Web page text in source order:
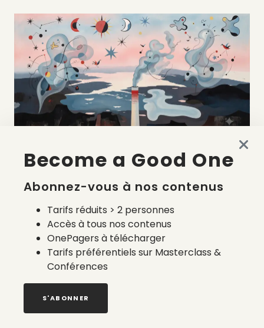
La liste des prestataires du bilan carbone d’une marque
de mode
2 août 2026
Become a Good One
Abonnez-vous à nos contenus
Tarifs réduits > 2 personnes
Accès à tous nos contenus
OnePagers à télécharger
Tarifs préférentiels sur Masterclass &
Conférences
S'ABONNER